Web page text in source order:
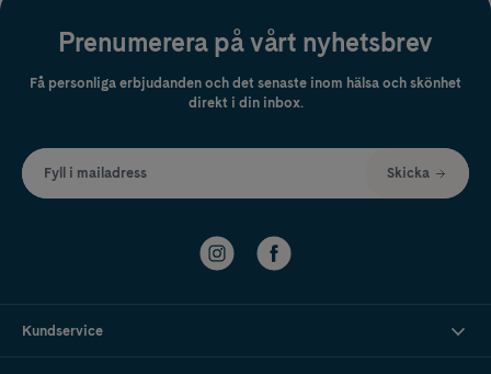
Prenumerera på vårt nyhetsbrev
Få personliga erbjudanden och det senaste inom hälsa och skönhet
direkt i din inbox.
Fyll i mailadress Skicka
Kundservice